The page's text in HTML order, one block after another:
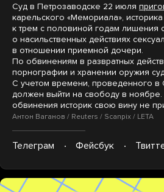
Суд в Петрозаводске 22 июля
карельского «Мемориала»,
к трем с половиной годам лишения
о насильственных действиях
в отношении приемной дочери.
По обвинениям в развратных
порнографии и хранении оружия
С учетом времени, проведенного
должен выйти на свободу в
обвинения историк свою вину не
Антон Ваганов / Reuters / Scanpix / LETA
Телеграм Фейсбук